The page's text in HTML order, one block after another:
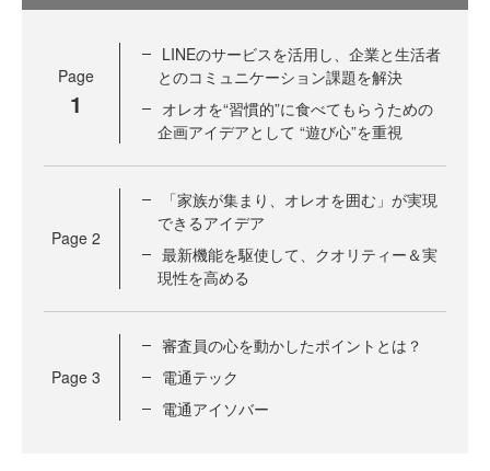
Page
1
LINEのサービスを活用し、企業と生活者
とのコミュニケーション課題を解決
オレオを“習慣的”に食べてもらうための
企画アイデアとして “遊び心”を重視
Page 2
「家族が集まり、オレオを囲む」が実現
できるアイデア
最新機能を駆使して、クオリティー＆実
現性を高める
Page 3
審査員の心を動かしたポイントとは？
電通テック
電通アイソバー